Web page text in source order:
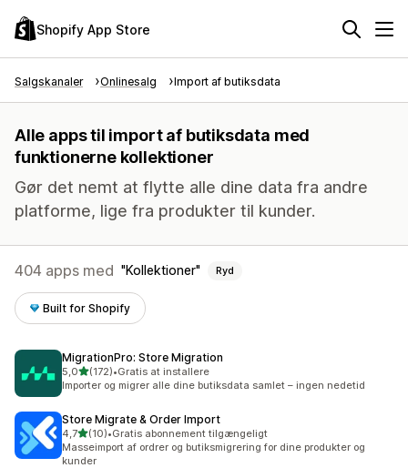
Shopify App Store
Salgskanaler Onlinesalg Import af butiksdata
Alle apps til import af butiksdata med
funktionerne kollektioner
Gør det nemt at flytte alle dine data fra andre
platforme, lige fra produkter til kunder.
404 apps med Kollektioner Ryd
Built for Shopify
MigrationPro: Store Migration
5,0ud af 5 stjerner
(172)
172 anmeldelser i alt
•Gratis at installere
Importer og migrer alle dine butiksdata samlet – ingen nedetid
Store Migrate & Order Import
4,7ud af 5 stjerner
(10)
10 anmeldelser i alt
•Gratis abonnement tilgængeligt
Masseimport af ordrer og butiksmigrering for dine produkter og
kunder